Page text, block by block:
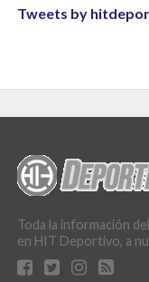
Tweets by
Toda la información
en HIT Deportivo, a